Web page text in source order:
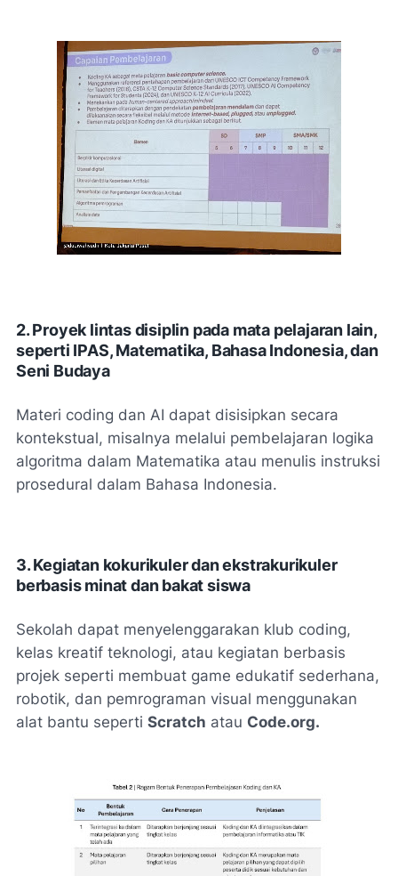
2. Proyek lintas disiplin pada mata pelajaran lain,
seperti IPAS, Matematika, Bahasa Indonesia, dan
Seni Budaya
Materi coding dan AI dapat disisipkan secara
kontekstual, misalnya melalui pembelajaran logika
algoritma dalam Matematika atau menulis instruksi
prosedural dalam Bahasa Indonesia.
3. Kegiatan kokurikuler dan ekstrakurikuler
berbasis minat dan bakat siswa
Sekolah dapat menyelenggarakan klub coding,
kelas kreatif teknologi, atau kegiatan berbasis
projek seperti membuat game edukatif sederhana,
robotik, dan pemrograman visual menggunakan
alat bantu seperti Scratch atau Code.org.